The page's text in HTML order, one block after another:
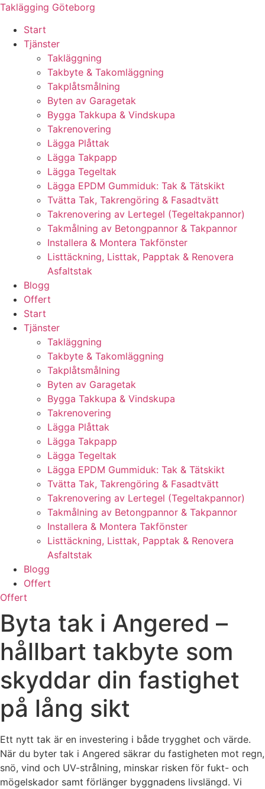
Skip
content
Taklägging Göteborg
Start
Tjänster
Takläggning
Takbyte & Takomläggning
Takplåtsmålning
Byten av Garagetak
Bygga Takkupa & Vindskupa
Takrenovering
Lägga Plåttak
Lägga Takpapp
Lägga Tegeltak
Lägga EPDM Gummiduk: Tak & Tätskikt
Tvätta Tak, Takrengöring & Fasadtvätt
Takrenovering av Lertegel (Tegeltakpannor)
Takmålning av Betongpannor & Takpannor
Installera & Montera Takfönster
Listtäckning, Listtak, Papptak & Renovera
Asfaltstak
Blogg
Offert
Start
Tjänster
Takläggning
Takbyte & Takomläggning
Takplåtsmålning
Byten av Garagetak
Bygga Takkupa & Vindskupa
Takrenovering
Lägga Plåttak
Lägga Takpapp
Lägga Tegeltak
Lägga EPDM Gummiduk: Tak & Tätskikt
Tvätta Tak, Takrengöring & Fasadtvätt
Takrenovering av Lertegel (Tegeltakpannor)
Takmålning av Betongpannor & Takpannor
Installera & Montera Takfönster
Listtäckning, Listtak, Papptak & Renovera
Asfaltstak
Blogg
Offert
Offert
Byta tak i Angered –
hållbart takbyte som
skyddar din fastighet
på lång sikt
Ett nytt tak är en investering i både trygghet och värde.
När du byter tak i Angered säkrar du fastigheten mot regn,
snö, vind och UV-strålning, minskar risken för fukt- och
mögelskador samt förlänger byggnadens livslängd. Vi